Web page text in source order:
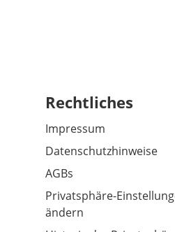
Rechtliches
Impressum
Datenschutzhinweise
AGBs
Privatsphäre-
ändern